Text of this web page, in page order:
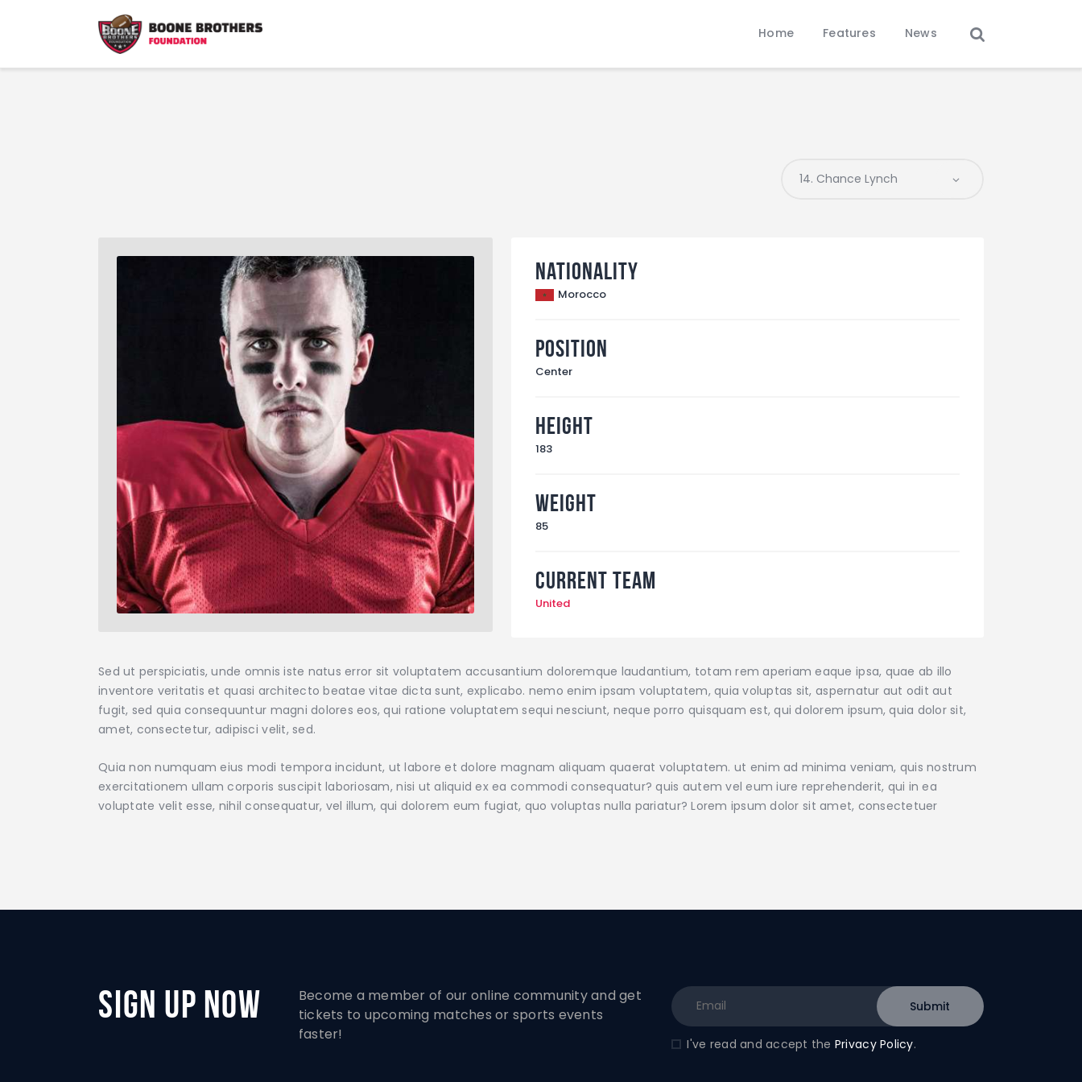
Home Features News
News
Nationality
Morocco
Position
Center
Height
183
Weight
85
Current Team
United
Sed ut perspiciatis, unde omnis iste natus error sit voluptatem accusantium doloremque laudantium, totam rem aperiam eaque ipsa, quae ab illo
inventore veritatis et quasi architecto beatae vitae dicta sunt, explicabo. nemo enim ipsam voluptatem, quia voluptas sit, aspernatur aut odit aut
fugit, sed quia consequuntur magni dolores eos, qui ratione voluptatem sequi nesciunt, neque porro quisquam est, qui dolorem ipsum, quia dolor sit,
amet, consectetur, adipisci velit, sed.
Quia non numquam eius modi tempora incidunt, ut labore et dolore magnam aliquam quaerat voluptatem. ut enim ad minima veniam, quis nostrum
exercitationem ullam corporis suscipit laboriosam, nisi ut aliquid ex ea commodi consequatur? quis autem vel eum iure reprehenderit, qui in ea
voluptate velit esse, nihil consequatur, vel illum, qui dolorem eum fugiat, quo voluptas nulla pariatur? Lorem ipsum dolor sit amet, consectetuer
Sign Up Now
Become a member of our online community and get
tickets to upcoming matches or sports events
faster!
I've read and accept the Privacy Policy.